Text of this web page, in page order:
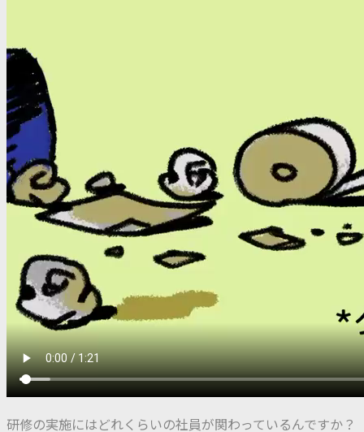
研修の実施にはどれくらいの社員が関わっているんですか？